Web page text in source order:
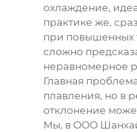
охлаждение,
практике же,
при повышенных
сложно
неравномерное
Главная
плавления, но в
отклонение
Мы, в ООО Шанхай